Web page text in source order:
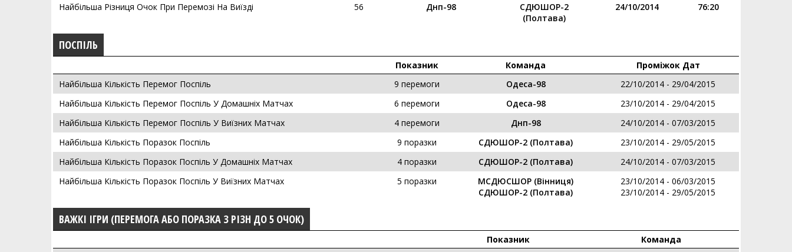
Найбільша Різниця Очок При Перемозі На Виїзді 56 Днп-98
СДЮШОР-2
(Полтава)
24/10/2014 76:20
ПОСПІЛЬ
Показник Команда
Проміжок Дат
Найбільша Кількість Перемог Поспіль
9 перемоги Одеса-98
22/10/2014 - 29/04/2015
Найбільша Кількість Перемог Поспіль У Домашніх Матчах
6 перемоги Одеса-98
23/10/2014 - 29/04/2015
Найбільша Кількість Перемог Поспіль У Виїзних Матчах
4 перемоги Днп-98
24/10/2014 - 07/03/2015
Найбільша Кількість Поразок Поспіль
9 поразки СДЮШОР-2 (Полтава)
23/10/2014 - 29/05/2015
Найбільша Кількість Поразок Поспіль У Домашніх Матчах
4 поразки СДЮШОР-2 (Полтава)
24/10/2014 - 07/03/2015
Найбільша Кількість Поразок Поспіль У Виїзних Матчах
5 поразки
МСДЮСШОР (Вінниця)
СДЮШОР-2 (Полтава)
23/10/2014 - 06/03/2015
23/10/2014 - 29/05/2015
ВАЖКІ ІГРИ (ПЕРЕМОГА АБО ПОРАЗКА З РІЗН ДО 5 ОЧОК)
Показник
Команда